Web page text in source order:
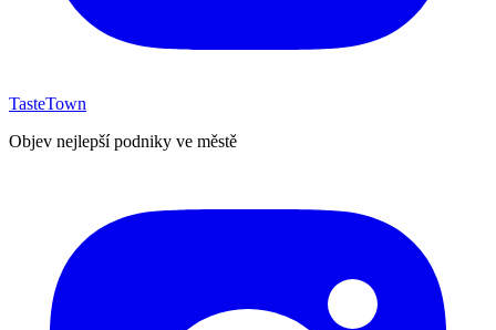
TasteTown
Objev nejlepší podniky ve městě